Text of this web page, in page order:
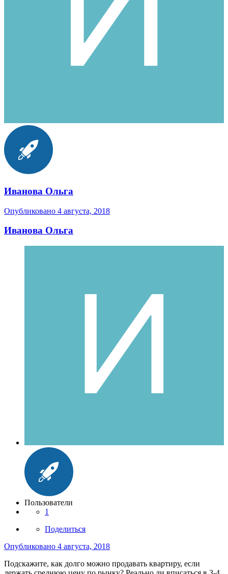
Иванова Ольга
Опубликовано 4 августа, 2018
Иванова Ольга
Пользователи
1
Поделиться
Опубликовано 4 августа, 2018
Подскажите, как долго можно продавать квартиру, если